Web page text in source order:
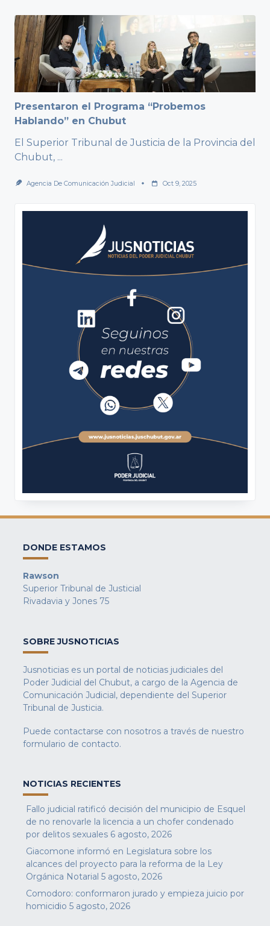
Presentaron el Programa “Probemos
Hablando” en Chubut
El Superior Tribunal de Justicia de la Provincia del
Chubut, ...
Agencia De Comunicación Judicial Oct 9, 2025
DONDE ESTAMOS
Rawson
Superior Tribunal de Justicial
Rivadavia y Jones 75
SOBRE JUSNOTICIAS
Jusnoticias es un portal de noticias judiciales del
Poder Judicial del Chubut, a cargo de la Agencia de
Comunicación Judicial, dependiente del Superior
Tribunal de Justicia.
Puede contactarse con nosotros a través de nuestro
formulario de contacto.
NOTICIAS RECIENTES
Fallo judicial ratificó decisión del municipio de Esquel
de no renovarle la licencia a un chofer condenado
por delitos sexuales 6 agosto, 2026
Giacomone informó en Legislatura sobre los
alcances del proyecto para la reforma de la Ley
Orgánica Notarial 5 agosto, 2026
Comodoro: conformaron jurado y empieza juicio por
homicidio 5 agosto, 2026